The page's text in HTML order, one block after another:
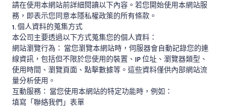
請在使用本網站前詳細閱讀以下內容。若您開始使用本網站服
務，即表示您同意本隱私權政策的所有條款。
1. 個人資料的蒐集方式
本公司主要透過以下方式蒐集您的個人資料：
網站瀏覽行為： 當您瀏覽本網站時，伺服器會自動記錄您的連
線資訊，包括但不限於您使用的裝置、IP 位址、瀏覽器類型、
使用時間、瀏覽頁面、點擊數據等。這些資料僅供內部網站流
量分析使用。
互動服務： 當您使用本網站的特定功能時，例如：
填寫「聯絡我們」表單